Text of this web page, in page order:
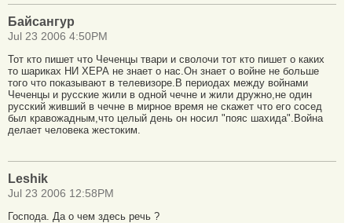
Байсангур
Jul 23 2006 4:50PM
Тот кто пишет что Чеченцы твари и сволочи тот кто пишет о каких
то шариках НИ ХЕРА не знает о нас.Он знает о войне не больше
того что показывают в телевизоре.В периодах между войнами
Чеченцы и русские жили в одной чечне и жили дружно,не один
русский живший в чечне в мирное время не скажет что его сосед
был кравожадным,что целый день он носил "пояс шахида".Война
делает человека жестоким.
Leshik
Jul 23 2006 12:58PM
Господа. Да о чем здесь речь ?